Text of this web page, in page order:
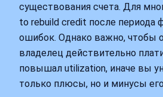
существования счета. Для
to rebuild credit после периода
ошибок. Однако важно, чтобы
владелец действительно
повышал utilization, иначе вы
только плюсы, но и минусы